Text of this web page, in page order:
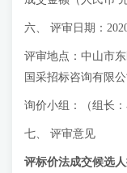
六、 评审日期：
评审地点：中山市
国采招标咨询有限
询价小组：（组长
七、 评审意见
评标价法成交候选